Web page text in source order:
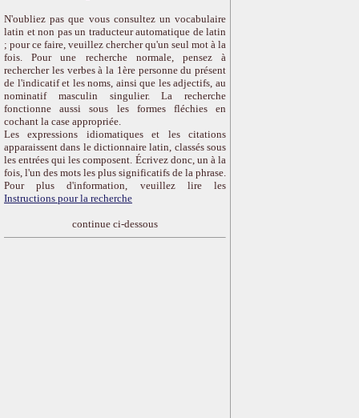
N'oubliez pas que vous consultez un vocabulaire
latin et non pas un traducteur automatique de latin
; pour ce faire, veuillez chercher qu'un seul mot à la
fois. Pour une recherche normale, pensez à
rechercher les verbes à la 1ère personne du présent
de l'indicatif et les noms, ainsi que les adjectifs, au
nominatif masculin singulier. La recherche
fonctionne aussi sous les formes fléchies en
cochant la case appropriée.
Les expressions idiomatiques et les citations
apparaissent dans le dictionnaire latin, classés sous
les entrées qui les composent. Écrivez donc, un à la
fois, l'un des mots les plus significatifs de la phrase.
Pour plus d'information, veuillez lire les
Instructions pour la recherche
continue ci-dessous